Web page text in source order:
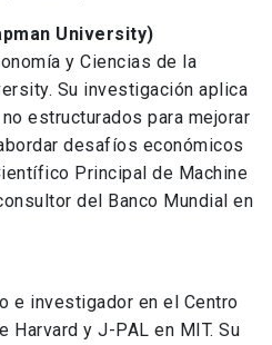
University)
y Ciencias de la
Su investigación aplica
estructurados para mejorar
desafíos económicos
Principal de Machine
del Banco Mundial en
e investigador en el Centro
Harvard y J-PAL en MIT. Su